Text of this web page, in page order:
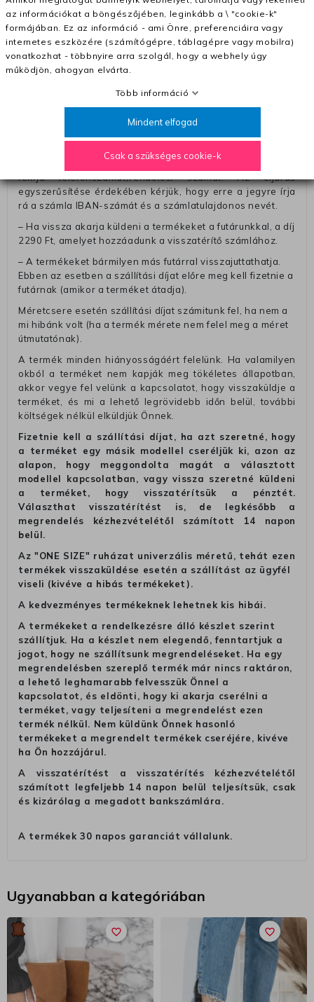
(+400 Ft utánvétte)
– A kapott termék cseréjéért 3780 Ft szállítási díjat
számolunk fel (oda -vissza út)
Pénzvisszatérítés:
A pénz visszatérítéséhez küldjük a futárt, hogy vegye át
Öntől a terméket/termékeket, vagy más futárral is
elküldheti. Olyan utávéttel küldött csomagot, melyne
értéke eltér 0 FT-tól, nem fogadunk el. A futárnak átadott
azonosítása érdekében tegyen egy megjegyzést, amelyre
felírja telefonszámát/rendelési számát. Az eljárás
egyszerűsítése érdekében kérjük, hogy erre a jegyre írja
rá a számla IBAN-számát és a számlatulajdonos nevét.
– Ha vissza akarja küldeni a termékeket a futárunkkal, a díj
2290 Ft, amelyet hozzáadunk a visszatérítő számlához.
– A termékeket bármilyen más futárral visszajuttathatja.
Ebben az esetben a szállítási díjat előre meg kell fizetnie a
futárnak (amikor a terméket átadja).
Méretcsere esetén szállítási díjat számitunk fel, ha nem a
mi hibánk volt (ha a termék mérete nem felel meg a méret
útmutatónak).
A termék minden hiányosságáért felelünk. Ha valamilyen
okból a terméket nem kapják meg tökéletes állapotban,
akkor vegye fel velünk a kapcsolatot, hogy visszaküldje a
terméket, és mi a lehető legrövidebb időn belül, további
költségek nélkül elküldjük Önnek.
Fizetnie kell a szállítási díjat, ha azt szeretné, hogy
a terméket egy másik modellel cseréljük ki, azon az
alapon, hogy meggondolta magát a választott
modellel kapcsolatban, vagy vissza szeretné küldeni
a terméket, hogy visszatérítsük a pénztét.
Választhat visszatérítést is, de legkésőbb a
megrendelés kézhezvételétől számított 14 napon
belül.
Az "ONE SIZE" ruházat univerzális méretű, tehát ezen
termékek visszaküldése esetén a szállítást az ügyfél
viseli (kivéve a hibás termékeket).
A kedvezményes termékeknek lehetnek kis hibái.
A termékeket a rendelkezésre álló készlet szerint
szállítjuk. Ha a készlet nem elegendő, fenntartjuk a
jogot, hogy ne szállítsunk megrendeléseket. Ha egy
megrendelésben szereplő termék már nincs raktáron,
a lehető leghamarabb felvesszük Önnel a
kapcsolatot, és eldönti, hogy ki akarja cserélni a
terméket, vagy teljesíteni a megrendelést ezen
termék nélkül. Nem küldünk Önnek hasonló
termékeket a megrendelt termékek cseréjére, kivéve
ha Ön hozzájárul.
A visszatérítést a visszatérítés kézhezvételétől
számított legfeljebb 14 napon belül teljesítsük, csak
és kizárólag a megadott bankszámlára.
A termékek 30 napos garanciát vállalunk.
Ugyanabban a kategóriában
favorite_border favorite_border
az információkat a böngészőjében, leginkább a \ "cookie-k"
formájában. Ez az információ - ami Önre, preferenciáira vagy
internetes eszközére (számítógépre, táblagépre vagy mobilra)
vonatkozhat - többnyire arra szolgál, hogy a webhely úgy
működjön, ahogyan elvárta.
Több információ
Mindent elfogad
Csak a szükséges cookie-k